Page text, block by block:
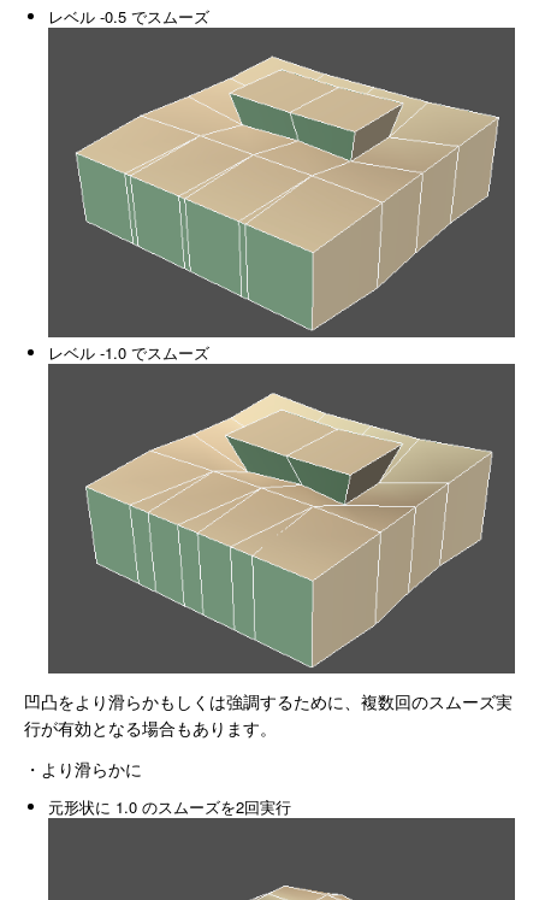
レベル -0.5 でスムーズ
レベル -1.0 でスムーズ
凹凸をより滑らかもしくは強調するために、複数回のスムーズ実
行が有効となる場合もあります。
・より滑らかに
元形状に 1.0 のスムーズを2回実行